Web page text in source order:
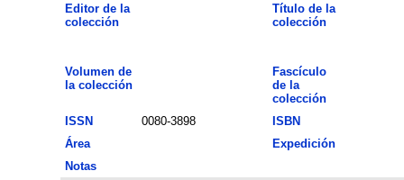
Editor de la
colección
Título de la
colección
Volumen de
la colección
Fascículo
de la
colección
ISSN
0080-3898
ISBN
Área
Expedición
Notas